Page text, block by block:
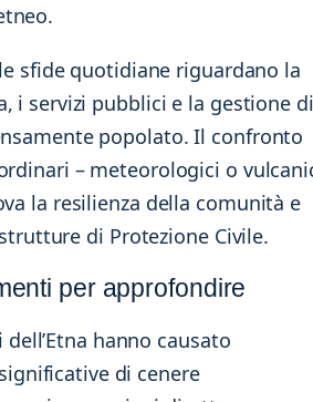
sfide quotidiane riguardano la
i servizi pubblici e la gestione di
popolato. Il confronto
– meteorologici o
la resilienza della comunità e
di Protezione Civile.
per approfondire
dell’Etna hanno causato
di cenere